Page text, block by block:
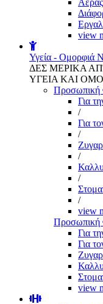
Αέρας
view
Υγεία - Ομορφιά
ΔΕΣ ΜΕΡΙΚΑ
ΥΓΕΙΑ ΚΑΙ
Προσωπική
Για
/
Για
/
/
/
/
view
Προσωπική
Για
Για
view